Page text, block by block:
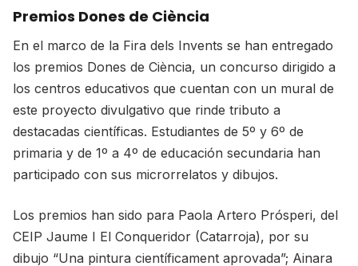
Premios Dones de Ciència
En el marco de la Fira dels Invents se han entregado
los premios Dones de Ciència, un concurso dirigido a
los centros educativos que cuentan con un mural de
este proyecto divulgativo que rinde tributo a
destacadas científicas. Estudiantes de 5º y 6º de
primaria y de 1º a 4º de educación secundaria han
participado con sus microrrelatos y dibujos.
Los premios han sido para Paola Artero Prósperi, del
CEIP Jaume I El Conqueridor (Catarroja), por su
dibujo “Una pintura científicament aprovada”; Ainara